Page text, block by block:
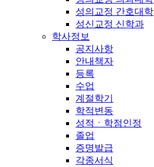
성의교정 간호대학
성신교정 신학과
학사정보
공지사항
안내책자
등록
수업
계절학기
학적변동
성적ㆍ학점인정
졸업
증명발급
각종서식